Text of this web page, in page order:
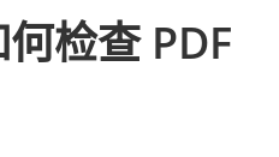
检查 PDF